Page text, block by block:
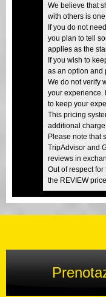
We believe that
with others is
If you do not
you plan to tell
applies as the
If you wish to
as an option and
We do not verify
your experience.
to keep your
This pricing
additional
Please note that
TripAdvisor and
reviews in
Out of respect
the REVIEW